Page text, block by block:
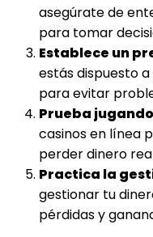
asegúrate de
para tomar
Establece un
estás dispuesto
para evitar
Prueba
casinos en línea
perder dinero
Practica la
gestionar tu
pérdidas y